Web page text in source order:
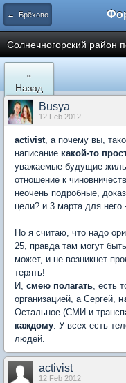
← Брёхово
Cолнечногорский район
«
Назад
Busya
12 Feb 2012
activist, а почему вы,
написание какой-то
уважаемые будущие
отношение к
неочень подробные,
цели? и 3 марта для него
Но я считаю, что надо
25, правда там могут
может, и не возникнет
терять!
И, смею полагать, есть
организацией, а Сергей,
Остальное (СМИ и
каждому. У всех есть
людей.
activist
12 Feb 2012